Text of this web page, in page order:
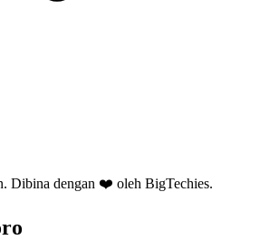
Dibina dengan ❤️ oleh BigTechies.